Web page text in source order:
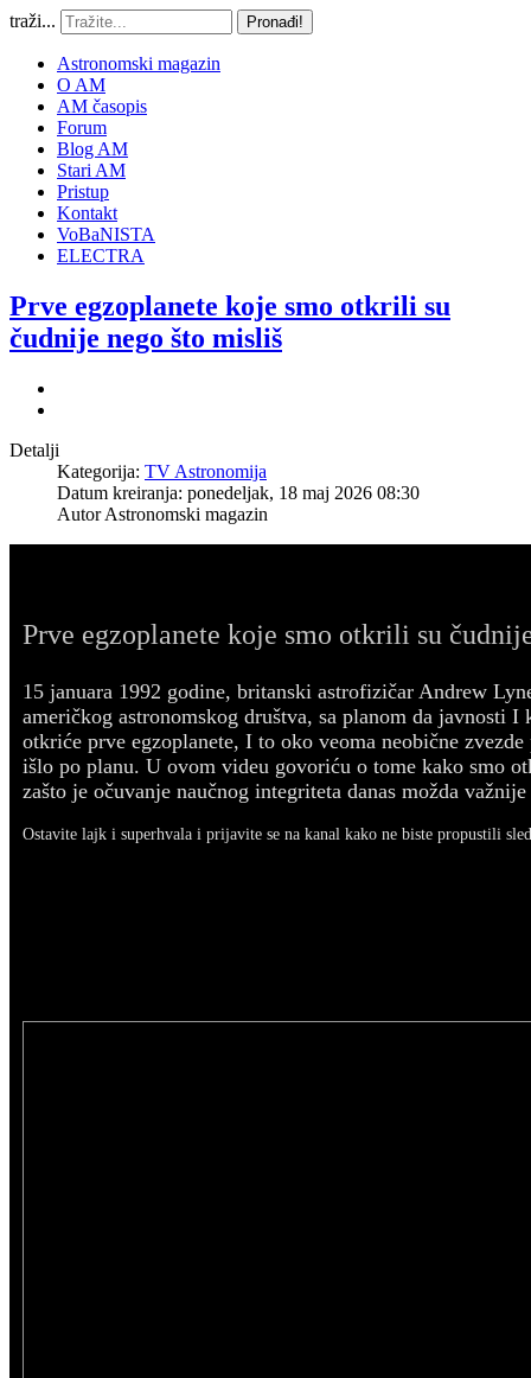
traži... Pronađi!
Astronomski magazin
O AM
AM časopis
Forum
Blog AM
Stari AM
Pristup
Kontakt
VoBaNISTA
ELECTRA
Prve egzoplanete koje smo otkrili su
čudnije nego što misliš
Detalji
Kategorija: TV Astronomija
Datum kreiranja: ponedeljak, 18 maj 2026 08:30
AutorAstronomski magazin
Prve egzoplanete koje smo otkrili su
15 januara 1992 godine, britanski astrofizičar Andrew
američkog astronomskog društva, sa planom da javnosti I
otkriće prve egzoplanete, I to oko veoma neobične
išlo po planu. U ovom videu govoriću o tome kako smo
zašto je očuvanje naučnog integriteta danas možda
Ostavite lajk i superhvala i prijavite se na kanal kako ne biste propustili